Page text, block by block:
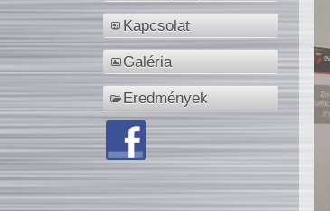
Kapcsolat
Galéria
Eredmények